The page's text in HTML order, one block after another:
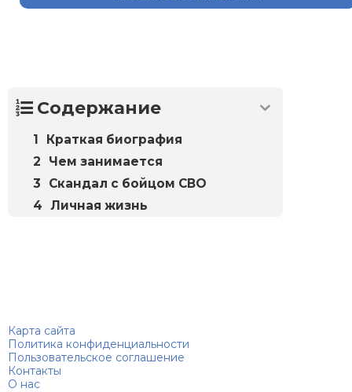
Содержание
Краткая биография
Чем занимается
Скандал с бойцом СВО
Личная жизнь
Карта сайта
Политика конфиденциальности
Пользовательское соглашение
Контакты
О нас